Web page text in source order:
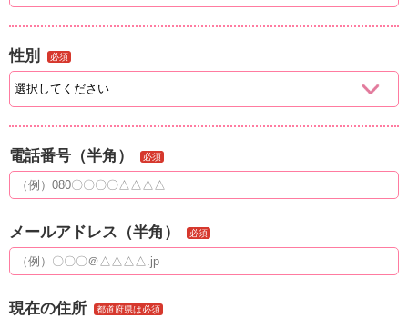
性別 必須
電話番号（半角） 必須
メールアドレス（半角） 必須
現在の住所 都道府県は必須